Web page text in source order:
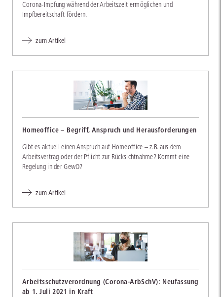
Corona-Impfung während der Arbeitszeit ermöglichen und
Impfbereitschaft fördern.
zum Artikel
Homeoffice – Begriff, Anspruch und Herausforderungen
Gibt es aktuell einen Anspruch auf Homeoffice – z.B. aus dem
Arbeitsvertrag oder der Pflicht zur Rücksichtnahme? Kommt eine
Regelung in der GewO?
zum Artikel
Arbeitsschutzverordnung (Corona-ArbSchV): Neufassung
ab 1. Juli 2021 in Kraft